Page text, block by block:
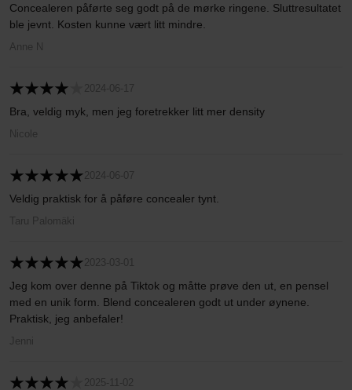
Concealeren påførte seg godt på de mørke ringene. Sluttresultatet
ble jevnt. Kosten kunne vært litt mindre.
Anne N
2024-06-17
Bra, veldig myk, men jeg foretrekker litt mer density
Nicole
2024-06-07
Veldig praktisk for å påføre concealer tynt.
Taru Palomäki
2023-03-01
Jeg kom over denne på Tiktok og måtte prøve den ut, en pensel
med en unik form. Blend concealeren godt ut under øynene.
Praktisk, jeg anbefaler!
Jenni
2025-11-02